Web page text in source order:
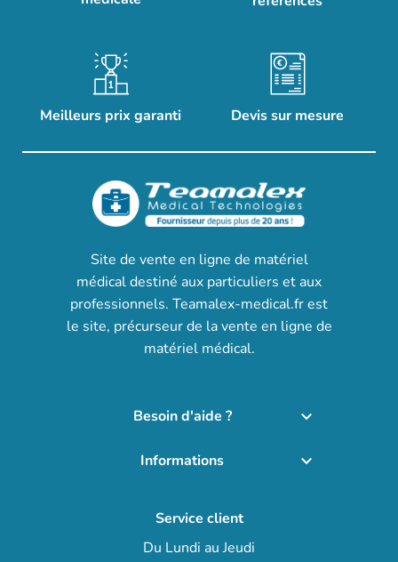
Meilleurs prix garanti Devis sur mesure
Site de vente en ligne de matériel
médical destiné aux particuliers et aux
professionnels. Teamalex-medical.fr est
le site, précurseur de la vente en ligne de
matériel médical.
Besoin d'aide ? 
Informations 
Service client
Du Lundi au Jeudi